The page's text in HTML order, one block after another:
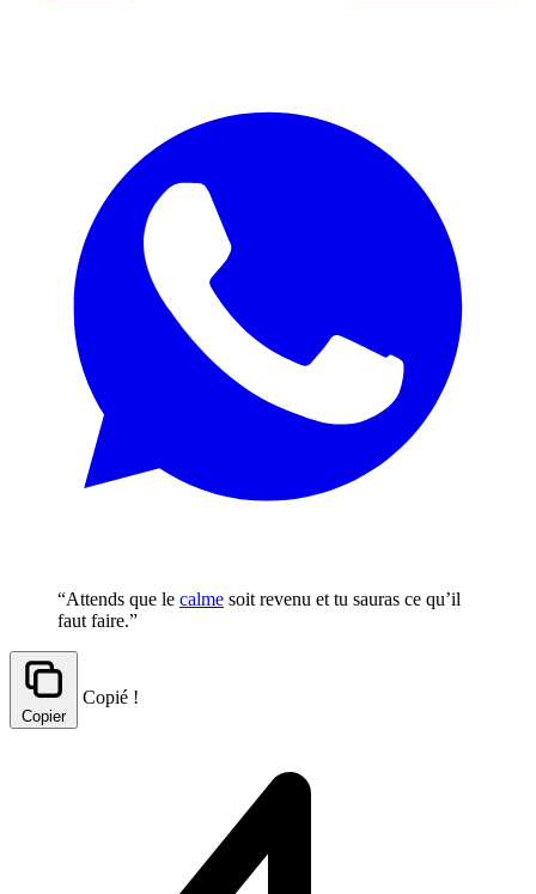
“Attends que le calme soit revenu et tu sauras ce qu’il
faut faire.”
Copier
Copié !